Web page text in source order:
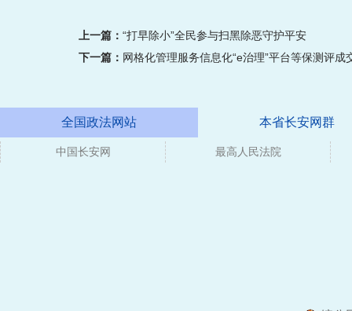
上一篇： “打早除小”全民参与扫黑除恶守护平安
下一篇： 网格化管理服务信息化“e治理”平台等保测评成
全国政法网站 本省长安网群
媒体
中国长安网 最高人民法院